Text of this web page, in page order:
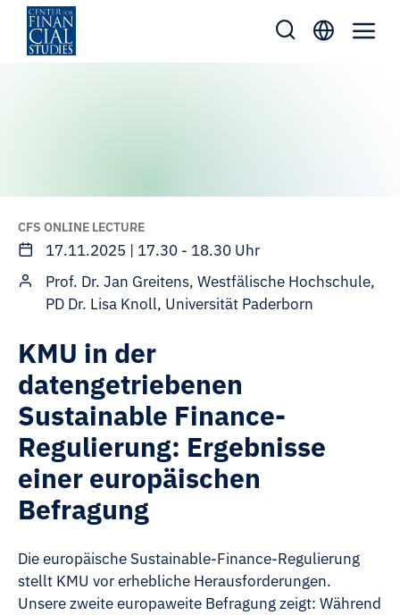
Zum
Inhalt
springen
CFS ONLINE LECTURE
17.11.2025 | 17.30 - 18.30 Uhr
Prof. Dr. Jan Greitens, Westfälische Hochschule,
PD Dr. Lisa Knoll, Universität Paderborn
KMU in der
datengetriebenen
Sustainable Finance-
Regulierung: Ergebnisse
einer europäischen
Befragung
Die europäische Sustainable-Finance-Regulierung
stellt KMU vor erhebliche Herausforderungen.
Unsere zweite europaweite Befragung zeigt: Während